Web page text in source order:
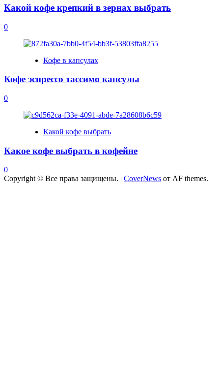
Какой кофе крепкий в зернах выбрать
0
Кофе в капсулах
Кофе эспрессо тассимо капсулы
0
Какой кофе выбрать
Какое кофе выбрать в кофейне
0
Copyright © Все права защищены. | CoverNews от AF themes.